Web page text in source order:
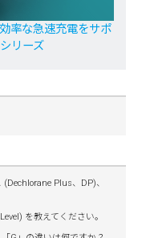
率な急速充電をサポ
リーズ
Plus、DP)、
を教えてください。